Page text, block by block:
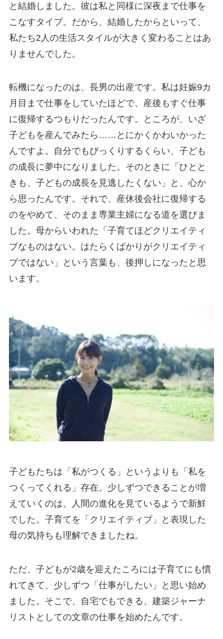
と結婚しました。彼は私と同様に深夜まで仕事を
こなすタイプ。だから、結婚したからといって、
私たち2人の生活スタイルが大きく変わることはあ
りませんでした。
転機になったのは、長男の出産です。私は妊娠9カ
月目まで仕事をしていたほどで、産後もすぐ仕事
に復帰するつもりだったんです。ところが、いざ
子どもを産んでみたら……とにかくかわいかった
んですよ。自分でもびっくりするくらい、子ども
の成長に夢中になりました。そのときに「ひとと
きも、子どもの成長を見逃したくない」と、心か
ら思ったんです。それで、産休後会社に復帰する
のをやめて、そのまま専業主婦になる道を選びま
した。母からいわれた「子育てほどクリエイティ
ブなものはない。はたらくばかりがクリエイティ
ブではない」という言葉も、後押しになったと思
います。
子どもたちは「私がつくる」というよりも「私を
つくってくれる」存在。少しずつできることが増
えていくのは、人間の進化を見ているようで新鮮
でした。子育てを「クリエイティブ」と表現した
母の気持ちも理解できましたね。
ただ、子どもが2歳を迎えたころには子育てにも慣
れてきて、少しずつ「仕事がしたい」と思い始め
ました。そこで、自宅でもできる、建築ジャーナ
リストとしての文章の仕事を始めたんです。